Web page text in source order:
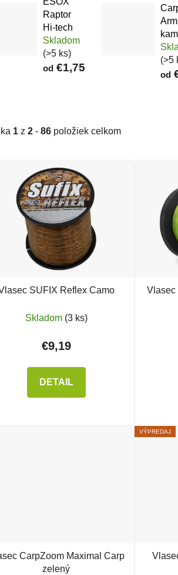
Raptor
Hi-tech
Skladom
(>5 ks)
od €1,75
(>5
od
1 z 2 - 86 položiek celkom
produktov
SUFIX Reflex Camo
Skladom (3 ks)
€9,19
DETAIL
Vlasec
CarpZoom Maximal Carp
zelený
VÝPREDAJ